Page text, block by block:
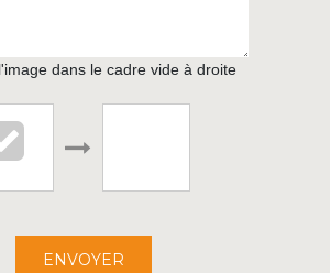
DU CHAI
dans le cadre vide à droite
ENVOYER